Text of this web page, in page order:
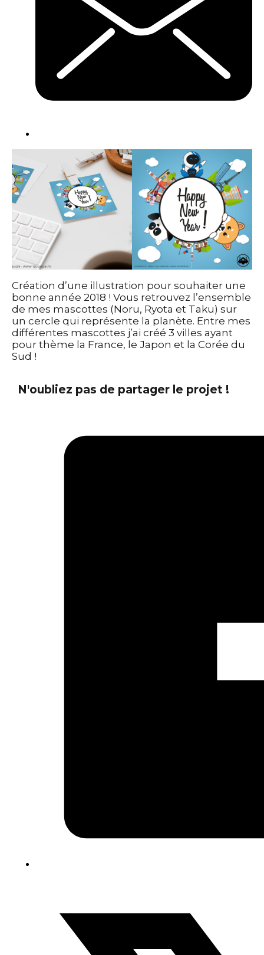
Création d’une illustration pour souhaiter une
bonne année 2018 ! Vous retrouvez l’ensemble
de mes mascottes (Noru, Ryota et Taku) sur
un cercle qui représente la planète. Entre mes
différentes mascottes j’ai créé 3 villes ayant
pour thème la France, le Japon et la Corée du
Sud !
N'oubliez pas de partager le projet !